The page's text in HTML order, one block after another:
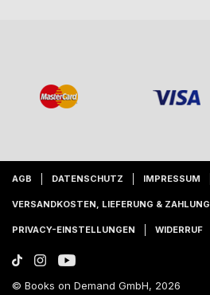
AGB DATENSCHUTZ IMPRESSUM
VERSANDKOSTEN, LIEFERUNG & ZAHLUNG
PRIVACY-EINSTELLUNGEN WIDERRUF
© Books on Demand GmbH, 2026